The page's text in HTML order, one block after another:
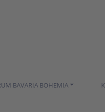
BAVARIA BOHEMIA